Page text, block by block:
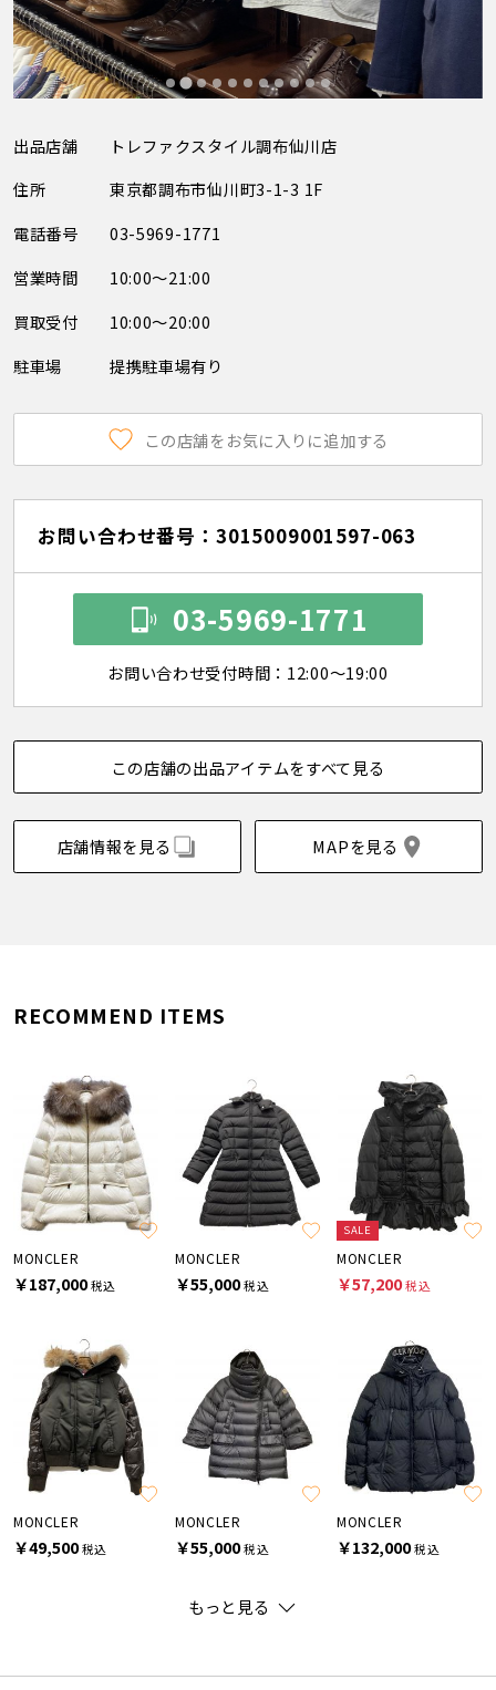
出品店舗
トレファクスタイル調布仙川店
住所
東京都調布市仙川町3-1-3 1F
電話番号
03-5969-1771
営業時間
10:00～21:00
買取受付
10:00～20:00
駐車場
提携駐車場有り
この店舗をお気に入りに追加する
お問い合わせ番号：3015009001597-063
03-5969-1771
お問い合わせ受付時間：12:00～19:00
この店舗の出品アイテムをすべて見る
店舗情報を見る MAPを見る
RECOMMEND ITEMS
MONCLER
￥187,000税込
MONCLER
￥55,000税込
SALE
MONCLER
￥57,200税込
MONCLER
￥49,500税込
MONCLER
￥55,000税込
MONCLER
￥132,000税込
もっと見る